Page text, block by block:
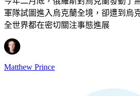
軍隊試圖進入烏克蘭全境，卻遭到烏
全世界都在密切關注事態進展
Matthew Prince